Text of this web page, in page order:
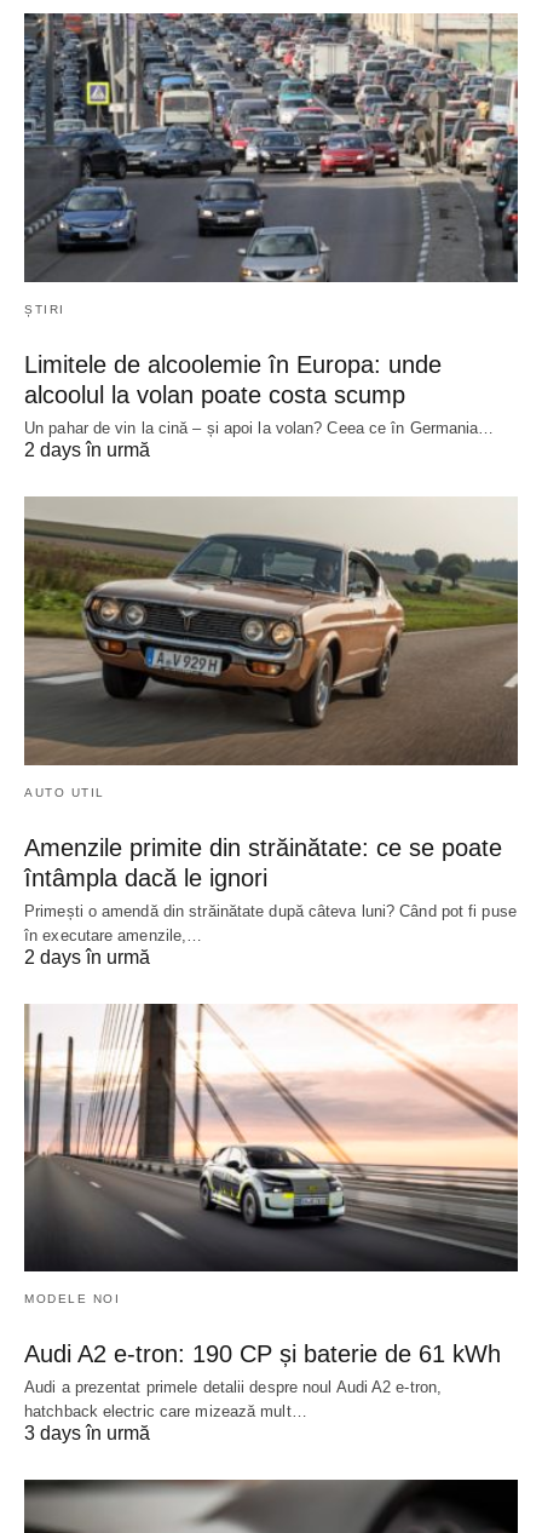
ȘTIRI
Limitele de alcoolemie în Europa: unde
alcoolul la volan poate costa scump
Un pahar de vin la cină – și apoi la volan? Ceea ce în Germania…
2 days în urmă
AUTO UTIL
Amenzile primite din străinătate: ce se poate
întâmpla dacă le ignori
Primești o amendă din străinătate după câteva luni? Când pot fi puse
în executare amenzile,…
2 days în urmă
MODELE NOI
Audi A2 e-tron: 190 CP și baterie de 61 kWh
Audi a prezentat primele detalii despre noul Audi A2 e-tron,
hatchback electric care mizează mult…
3 days în urmă